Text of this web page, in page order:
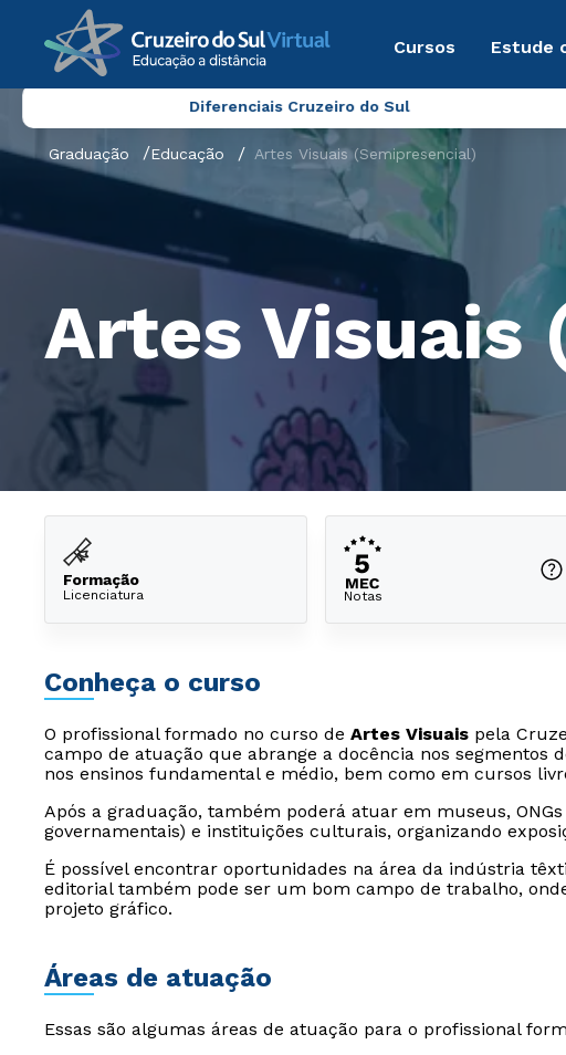
Cursos Estude
Diferenciais Cruzeiro do Sul
Graduação Educação Artes Visuais (Semipresencial)
Artes Visuais
Formação
Licenciatura Notas
Conheça o curso
O profissional formado no curso de Artes Visuais pela
campo de atuação que abrange a docência nos segmentos
nos ensinos fundamental e médio, bem como em cursos
Após a graduação, também poderá atuar em museus, ONGs
governamentais) e instituições culturais, organizando
É possível encontrar oportunidades na área da indústria
editorial também pode ser um bom campo de trabalho,
projeto gráfico.
Áreas de atuação
Essas são algumas áreas de atuação para o profissional